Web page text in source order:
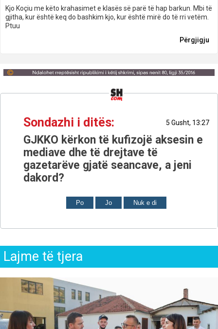
Kjo Koçiu me këto krahasimet e klasës së parë të hap barkun. Mbi të
gjitha, kur është keq do bashkim kjo, kur është mirë do të rri vetëm.
Ptuu
Përgjigju
Sondazhi i ditës: 5 Gusht, 13:27
GJKKO kërkon të kufizojë aksesin e
mediave dhe të drejtave të
gazetarëve gjatë seancave, a jeni
dakord?
Po Jo Nuk e di
Lajme të tjera